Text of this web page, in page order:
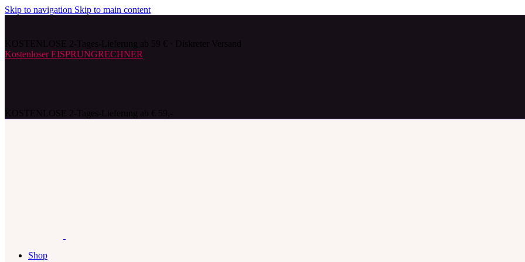
Skip to navigation Skip to main content
Kostenloser EISPRUNGRECHNER
Shop